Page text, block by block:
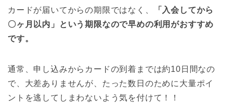
カードが届いてからの期限ではなく、
「入会してから
〇ヶ月以内」という期限なので早めの利用がおすすめ
です。
通常、申し込みからカードの到着までは約10日間なの
で、大差ありませんが、たった数日のために大量ポイ
ントを逃してしまわないよう気を付けて！！